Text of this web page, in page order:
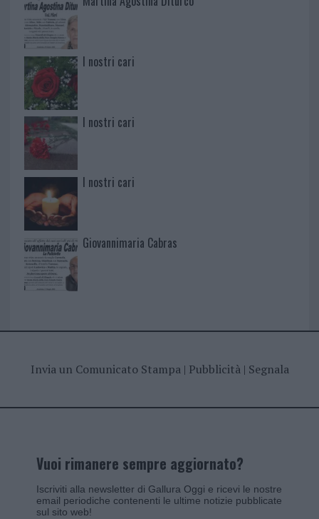
I nostri cari
I nostri cari
I nostri cari
Giovannimaria Cabras
Invia un Comunicato Stampa| Pubblicità| Segnala
Vuoi rimanere sempre aggiornato?
Iscriviti alla newsletter di Gallura Oggi e ricevi le nostre
email periodiche contenenti le ultime notizie pubblicate
sul sito web!